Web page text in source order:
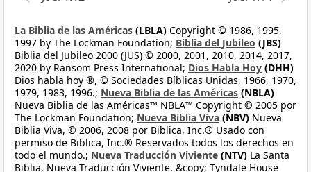
La Biblia de las Américas (LBLA) Copyright © 1986, 1995,
1997 by The Lockman Foundation; Biblia del Jubileo (JBS)
Biblia del Jubileo 2000 (JUS) © 2000, 2001, 2010, 2014, 2017,
2020 by Ransom Press International; Dios Habla Hoy (DHH)
Dios habla hoy ®, © Sociedades Bíblicas Unidas, 1966, 1970,
1979, 1983, 1996.; Nueva Biblia de las Américas (NBLA)
Nueva Biblia de las Américas™ NBLA™ Copyright © 2005 por
The Lockman Foundation; Nueva Biblia Viva (NBV) Nueva
Biblia Viva, © 2006, 2008 por Biblica, Inc.® Usado con
permiso de Biblica, Inc.® Reservados todos los derechos en
todo el mundo.; Nueva Traducción Viviente (NTV) La Santa
Biblia, Nueva Traducción Viviente, &copy; Tyndale House